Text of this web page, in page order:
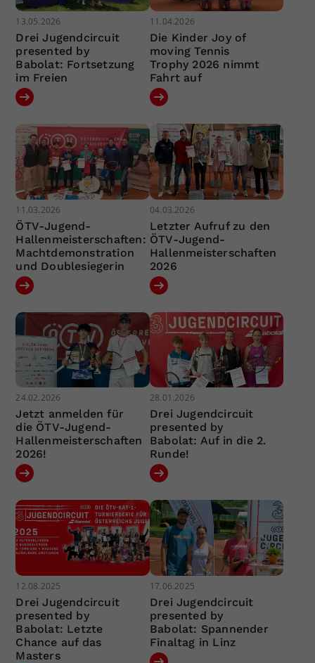
13.05.2026
Drei Jugendcircuit
presented by
Babolat: Fortsetzung
im Freien
11.04.2026
Die Kinder Joy of
moving Tennis
Trophy 2026 nimmt
Fahrt auf
11.03.2026
ÖTV-Jugend-
Hallenmeisterschaften:
Machtdemonstration
und Doublesiegerin
04.03.2026
Letzter Aufruf zu den
ÖTV-Jugend-
Hallenmeisterschaften
2026
24.02.2026
Jetzt anmelden für
die ÖTV-Jugend-
Hallenmeisterschaften
2026!
28.01.2026
Drei Jugendcircuit
presented by
Babolat: Auf in die 2.
Runde!
12.08.2025
Drei Jugendcircuit
presented by
Babolat: Letzte
Chance auf das
Masters
17.06.2025
Drei Jugendcircuit
presented by
Babolat: Spannender
Finaltag in Linz